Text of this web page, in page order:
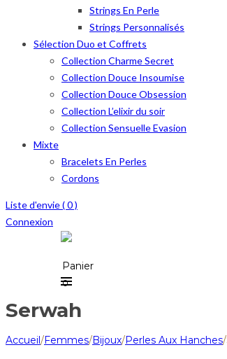
Strings En Perle
Strings Personnalisés
Sélection Duo et Coffrets
Collection Charme Secret
Collection Douce Insoumise
Collection Douce Obsession
Collection L’elixir du soir
Collection Sensuelle Evasion
Mixte
Bracelets En Perles
Cordons
Liste d'envie (0)
Connexion
Panier
0
Serwah
Accueil/Femmes/Bijoux/Perles Aux Hanches/